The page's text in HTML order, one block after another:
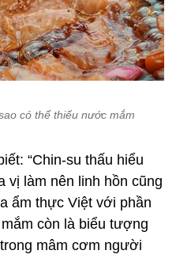
có thể thiếu nước mắm
“Chin-su thấu hiểu
vị làm nên linh hồn cũng
ẩm thực Việt với phần
còn là biểu tượng
mâm cơm người